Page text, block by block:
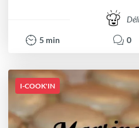
5 min 0
I-COOK'IN